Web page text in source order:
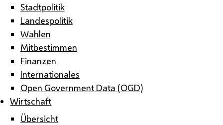
Stadtpolitik
Landespolitik
Wahlen
Mitbestimmen
Finanzen
Internationales
Open Government Data (OGD)
Wirtschaft
Übersicht